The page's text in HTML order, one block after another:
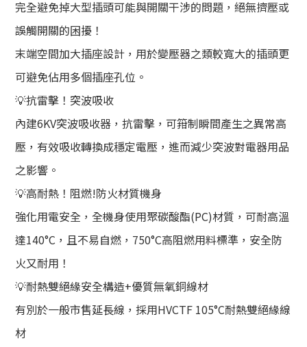
完全避免掉大型插頭可能與開關干涉的問題，絕無擠壓或
誤觸開關的困擾！
末端空間加大插座設計，用於變壓器之類較寬大的插頭更
可避免佔用多個插座孔位。
💡抗雷擊！突波吸收
內建6KV突波吸收器，抗雷擊，可箝制瞬間產生之異常高
壓，有效吸收轉換成穩定電壓，進而減少突波對電器用品
之影響。
💡高耐熱！阻燃!防火材質機身
強化用電安全，全機身使用聚碳酸酯(PC)材質，可耐高溫
達140°C，且不易自燃，750°C高阻燃用料標準，安全防
火又耐用！
💡耐熱雙絕緣安全構造+優質無氧銅線材
有別於一般市售延長線，採用HVCTF 105°C耐熱雙絕緣線
材